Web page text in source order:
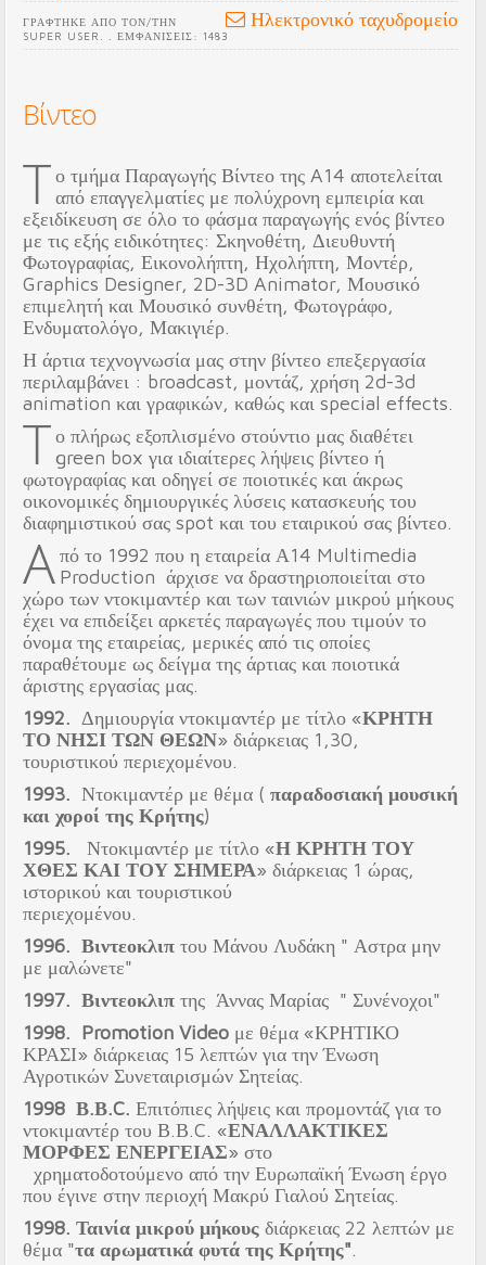
Ηλεκτρονικό ταχυδρομείο
ΓΡΆΦΤΗΚΕ ΑΠΌ ΤΟΝ/ΤΗΝ
SUPER USER
. ΕΜΦΑΝΊΣΕΙΣ: 1483
Βίντεο
Το τμήμα Παραγωγής Βίντεο της A14 αποτελείται
από επαγγελματίες με πολύχρονη εμπειρία και
εξειδίκευση σε όλο το φάσμα παραγωγής ενός βίντεο
με τις εξής ειδικότητες: Σκηνοθέτη, Διευθυντή
Φωτογραφίας, Εικονολήπτη, Ηχολήπτη, Μοντέρ,
Graphics Designer, 2D-3D Animator, Μουσικό
επιμελητή και Μουσικό συνθέτη, Φωτογράφο,
Ενδυματολόγο, Μακιγιέρ.
Η άρτια τεχνογνωσία μας στην βίντεο επεξεργασία
περιλαμβάνει : broadcast, μοντάζ, χρήση 2d-3d
animation και γραφικών, καθώς και special effects.
Το πλήρως εξοπλισμένο στούντιο μας διαθέτει
green box για ιδιαίτερες λήψεις βίντεο ή
φωτογραφίας και οδηγεί σε ποιοτικές και άκρως
οικονομικές δημιουργικές λύσεις κατασκευής του
διαφημιστικού σας spot και του εταιρικού σας βίντεο.
Από το 1992 που η εταιρεία Α14 Multimedia
Production άρχισε να δραστηριοποιείται στο
χώρο των ντοκιμαντέρ και των ταινιών μικρού μήκους
έχει να επιδείξει αρκετές παραγωγές που τιμούν το
όνομα της εταιρείας, μερικές από τις οποίες
παραθέτουμε ως δείγμα της άρτιας και ποιοτικά
άριστης εργασίας μας.
1992. Δημιουργία ντοκιμαντέρ με τίτλο «ΚΡΗΤΗ
ΤΟ ΝΗΣΙ ΤΩΝ ΘΕΩΝ» διάρκειας 1,30,
τουριστικού περιεχομένου.
1993. Ντοκιμαντέρ με θέμα ( παραδοσιακή μουσική
και χοροί της Κρήτης)
1995. Ντοκιμαντέρ με τίτλο «Η ΚΡΗΤΗ ΤΟΥ
ΧΘΕΣ ΚΑΙ ΤΟΥ ΣΗΜΕΡΑ» διάρκειας 1 ώρας,
ιστορικού και τουριστικού
περιεχομένου.
1996. Βιντεοκλιπ του Μάνου Λυδάκη " Αστρα μην
με μαλώνετε"
1997. Βιντεοκλιπ της Άννας Μαρίας " Συνένοχοι"
1998. Promotion Video με θέμα «ΚΡΗΤΙΚΟ
ΚΡΑΣΙ» διάρκειας 15 λεπτών για την Ένωση
Αγροτικών Συνεταιρισμών Σητείας.
1998 Β.Β.C. Επιτόπιες λήψεις και προμοντάζ για το
ντοκιμαντέρ του Β.Β.C. «ΕΝΑΛΛΑΚΤΙΚΕΣ
ΜΟΡΦΕΣ ΕΝΕΡΓΕΙΑΣ» στο
χρηματοδοτούμενο από την Ευρωπαϊκή Ένωση έργο
που έγινε στην περιοχή Μακρύ Γιαλού Σητείας.
1998. Ταινία μικρού μήκους διάρκειας 22 λεπτών με
θέμα "τα αρωματικά φυτά της Κρήτης".